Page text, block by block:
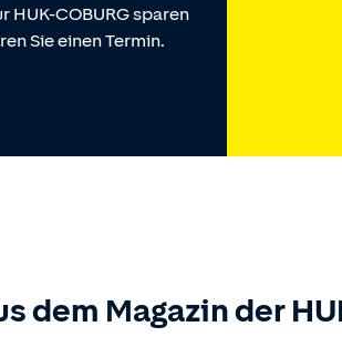
HUK-COBURG sparen
Sie einen Termin.
dem Magazin der